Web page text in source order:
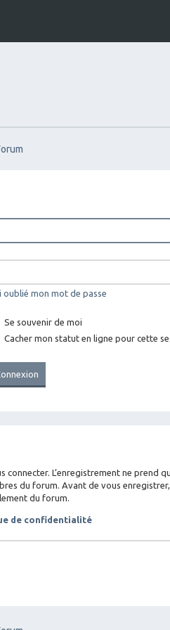
oublié mon mot de passe
Se souvenir de moi
Cacher mon statut en ligne pour cette
L’enregistrement ne prend
du forum. Avant de vous
du forum.
de confidentialité